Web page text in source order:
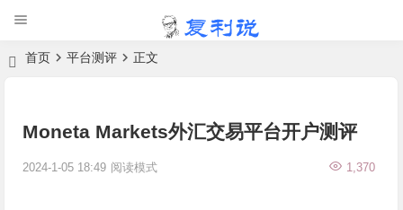
首页 平台测评 正文
Moneta Markets外汇交易平台开户测评
2024-1-05 18:49 1,370
阅读模式